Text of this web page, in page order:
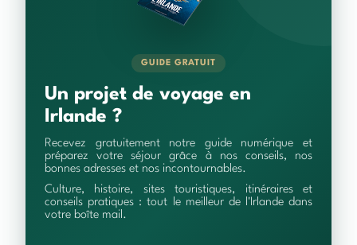
GUIDE GRATUIT
Un projet de voyage en
Irlande ?
Recevez gratuitement notre guide numérique et
préparez votre séjour grâce à nos conseils, nos
bonnes adresses et nos incontournables.
Culture, histoire, sites touristiques, itinéraires et
conseils pratiques : tout le meilleur de l'Irlande dans
votre boîte mail.